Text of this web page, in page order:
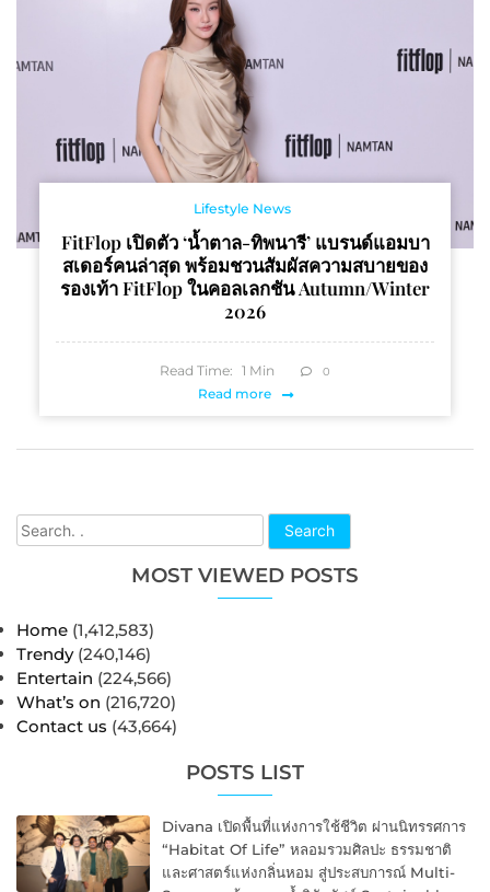
Search
MOST VIEWED POSTS
Home (1,412,583)
Trendy (240,146)
Entertain (224,566)
What’s on (216,720)
Contact us (43,664)
POSTS LIST
Divana เปิดพื้นที่แห่งการใช้ชีวิต ผ่านนิทรรศการ
“Habitat Of Life” หลอมรวมศิลปะ ธรรมชาติ
และศาสตร์แห่งกลิ่นหอม สู่ประสบการณ์ Multi-
Lifestyle News
FitFlop เปิดตัว ‘น้ำตาล-ทิพนารี’ แบรนด์แอมบา
สเดอร์คนล่าสุด พร้อมชวนสัมผัสความสบายของ
รองเท้า FitFlop ในคอลเลกชัน Autumn/Winter
2026
Read Time: 1 Min 0
Read more